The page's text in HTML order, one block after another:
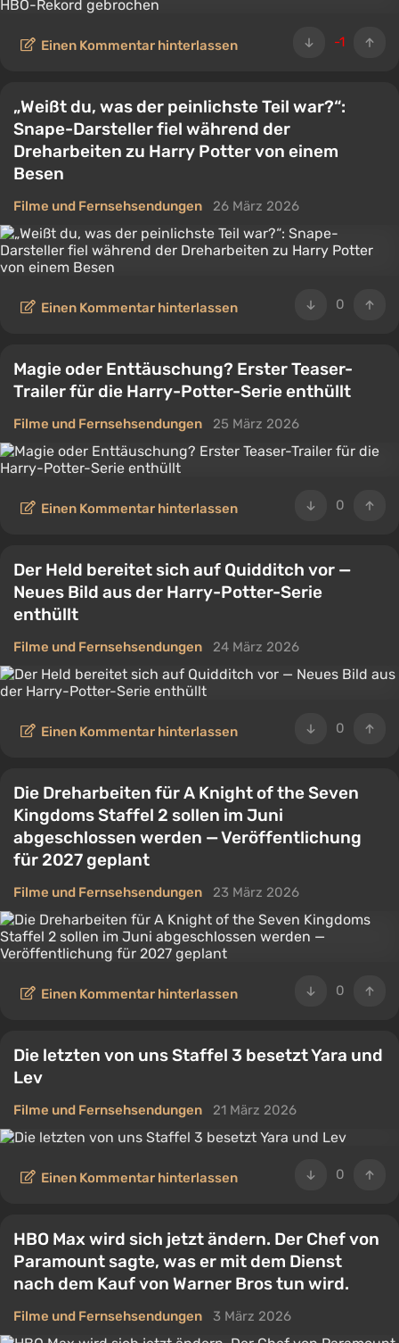
-1
Einen Kommentar hinterlassen
„Weißt du, was der peinlichste Teil war?“:
Snape-Darsteller fiel während der
Dreharbeiten zu Harry Potter von einem
Besen
Filme und Fernsehsendungen 26 März 2026
0
Einen Kommentar hinterlassen
Magie oder Enttäuschung? Erster Teaser-
Trailer für die Harry-Potter-Serie enthüllt
Filme und Fernsehsendungen 25 März 2026
0
Einen Kommentar hinterlassen
Der Held bereitet sich auf Quidditch vor —
Neues Bild aus der Harry-Potter-Serie
enthüllt
Filme und Fernsehsendungen 24 März 2026
0
Einen Kommentar hinterlassen
Die Dreharbeiten für A Knight of the Seven
Kingdoms Staffel 2 sollen im Juni
abgeschlossen werden — Veröffentlichung
für 2027 geplant
Filme und Fernsehsendungen 23 März 2026
0
Einen Kommentar hinterlassen
Die letzten von uns Staffel 3 besetzt Yara und
Lev
Filme und Fernsehsendungen 21 März 2026
0
Einen Kommentar hinterlassen
HBO Max wird sich jetzt ändern. Der Chef von
Paramount sagte, was er mit dem Dienst
nach dem Kauf von Warner Bros tun wird.
Filme und Fernsehsendungen 3 März 2026